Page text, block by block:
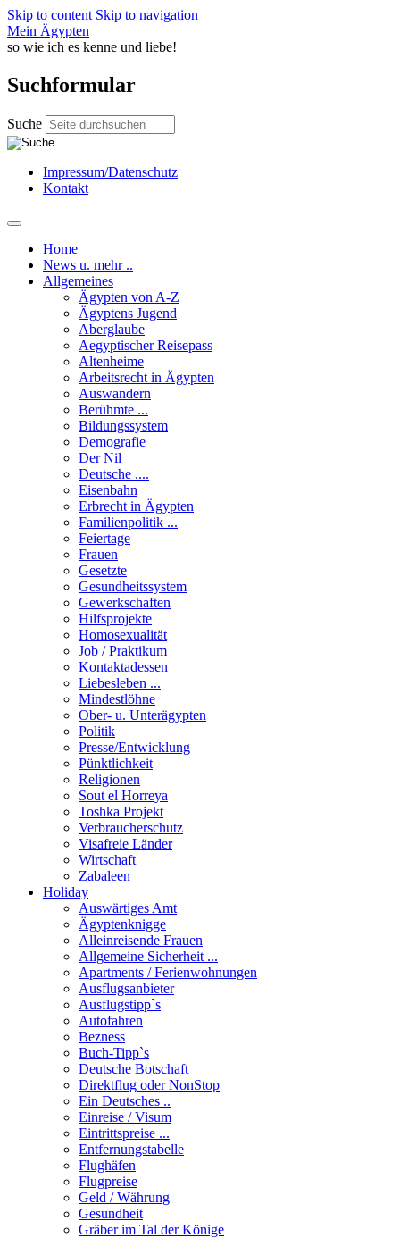
Skip to content Skip to navigation
Mein Ägypten
so wie ich es kenne und liebe!
Suchformular
Suche
Impressum/Datenschutz
Kontakt
Home
News u. mehr ..
Allgemeines
Ägypten von A-Z
Ägyptens Jugend
Aberglaube
Aegyptischer Reisepass
Altenheime
Arbeitsrecht in Ägypten
Auswandern
Berühmte ...
Bildungssystem
Demografie
Der Nil
Deutsche ....
Eisenbahn
Erbrecht in Ägypten
Familienpolitik ...
Feiertage
Frauen
Gesetzte
Gesundheitssystem
Gewerkschaften
Hilfsprojekte
Homosexualität
Job / Praktikum
Kontaktadessen
Liebesleben ...
Mindestlöhne
Ober- u. Unterägypten
Politik
Presse/Entwicklung
Pünktlichkeit
Religionen
Sout el Horreya
Toshka Projekt
Verbraucherschutz
Visafreie Länder
Wirtschaft
Zabaleen
Holiday
Auswärtiges Amt
Ägyptenknigge
Alleinreisende Frauen
Allgemeine Sicherheit ...
Apartments / Ferienwohnungen
Ausflugsanbieter
Ausflugstipp`s
Autofahren
Bezness
Buch-Tipp`s
Deutsche Botschaft
Direktflug oder NonStop
Ein Deutsches ..
Einreise / Visum
Eintrittspreise ...
Entfernungstabelle
Flughäfen
Flugpreise
Geld / Währung
Gesundheit
Gräber im Tal der Könige